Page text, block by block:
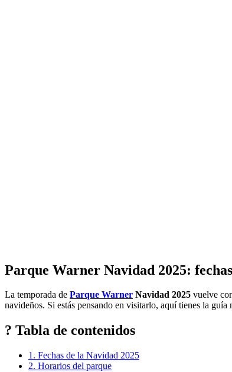
Parque Warner Navidad 2025:
La temporada de Parque Warner Navidad 2025 vuelve
navideños. Si estás pensando en visitarlo, aquí tienes la guía
? Tabla de contenidos
1. Fechas de la Navidad 2025
2. Horarios del parque